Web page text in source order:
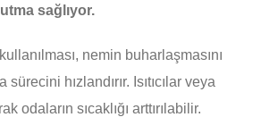
sağlıyor.
nemin buharlaşmasını
sürecini hızlandırır. Isıtıcılar veya
odaların sıcaklığı arttırılabilir.